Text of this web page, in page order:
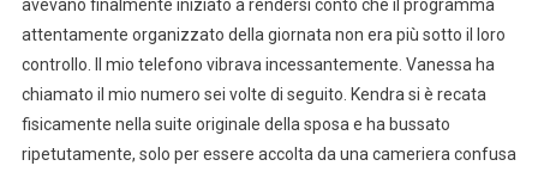
avevano finalmente iniziato a rendersi conto che il programma
attentamente organizzato della giornata non era più sotto il loro
controllo. Il mio telefono vibrava incessantemente. Vanessa ha
chiamato il mio numero sei volte di seguito. Kendra si è recata
fisicamente nella suite originale della sposa e ha bussato
ripetutamente, solo per essere accolta da una cameriera confusa